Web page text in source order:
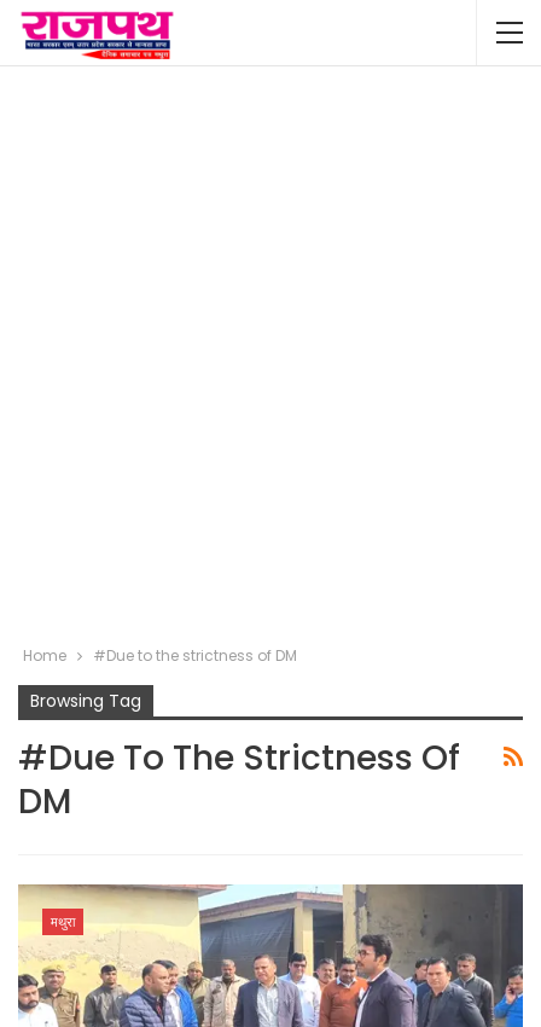
Home #Due to the strictness of DM
Browsing Tag
#Due To The Strictness Of
DM
मथुरा